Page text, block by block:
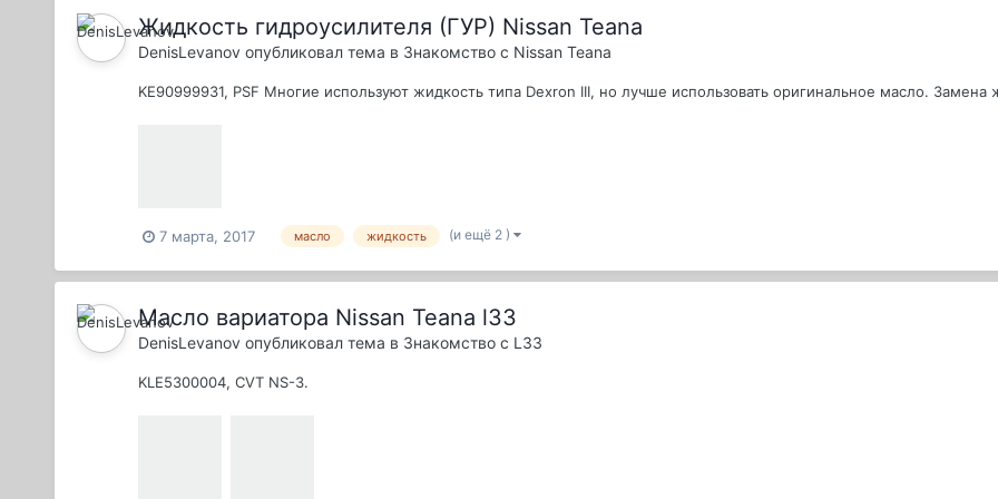
Жидкость гидроусилителя (ГУР) Nissan Teana
DenisLevanovопубликовал тема в Знакомство с Nissan Teana
KE90999931, PSF Многие используют жидкость типа Dexron III, но лучше использовать оригинальное масло. Замена
7 марта, 2017 масло жидкость (и ещё 2 )
Масло вариатора Nissan Teana l33
DenisLevanovопубликовал тема в Знакомство с L33
KLE5300004, CVT NS-3.